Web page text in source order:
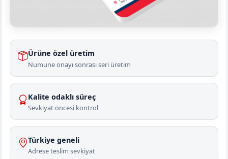
Ürüne özel üretim
Numune onayı sonrası seri üretim
Kalite odaklı süreç
Sevkiyat öncesi kontrol
Türkiye geneli
Adrese teslim sevkiyat